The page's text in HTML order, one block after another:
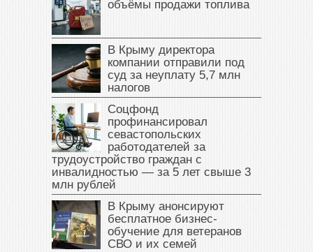
объёмы продажи топлива
В Крыму директора
компании отправили под
суд за неуплату 5,7 млн
налогов
Соцфонд
профинансировал
севастопольских
работодателей за
трудоустройство граждан с
инвалидностью — за 5 лет свыше 3
млн рублей
В Крыму анонсируют
бесплатное бизнес-
обучение для ветеранов
СВО и их семей